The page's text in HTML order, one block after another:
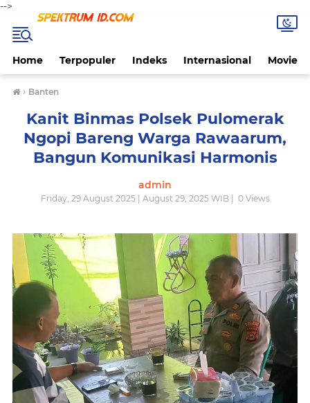
-->
Home Terpopuler Indeks Internasional Movie
› Banten
Kanit Binmas Polsek Pulomerak
Ngopi Bareng Warga Rawaarum,
Bangun Komunikasi Harmonis
admin
Friday, 29 August 2025 | August 29, 2025 WIB | 0Views